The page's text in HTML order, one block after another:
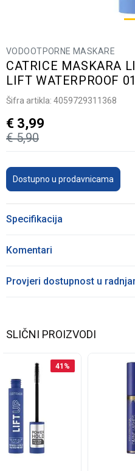
VODOOTPORNE MASKARE
CATRICE MASKARA
LIFT WATERPROOF
Šifra artikla: 4059729311368
€ 5,90
€ 3,99
Dostupno u prodavnicama
Specifikacija
Komentari
Provjeri dostupnost u
SLIČNI PROIZVODI
41 %